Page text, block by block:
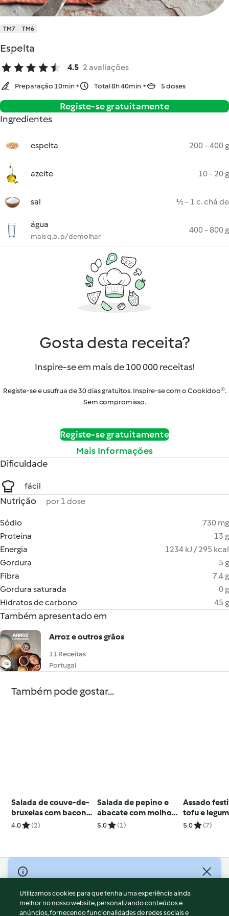
TM7 TM6
Espelta
4.5 2 avaliações
Preparação 10min Total 8h 40min 5 doses
Registe-se gratuitamente
Ingredientes
espelta 200 - 400 g
azeite 10 - 20 g
sal ½ - 1 c. chá de
água
mais q.b. p/ demolhar
400 - 800 g
Gosta desta receita?
Inspire-se em mais de 100 000 receitas!
Registe-se e usufrua de 30 dias gratuitos. Inspire-se com o Cookidoo®.
Sem compromisso.
Registe-se gratuitamente
Mais Informações
Dificuldade
fácil
Nutrição por 1 dose
Sódio
730 mg
Proteína
13 g
Energia
1234 kJ / 295 kcal
Gordura
5 g
Fibra
7.4 g
Gordura saturada
0 g
Hidratos de carbono
45 g
Também apresentado em
Arroz e outros grãos
11 Receitas
Portugal
Também pode gostar...
Salada de couve-de-
bruxelas com bacon e
cranberries
4.0 (2)
Salada de pepino e
abacate com molho
"green goddess"
5.0 (1)
Assado
tofu e
Anabela
5.0 (7)
© Copyright 2026
Termos de Utilização
Aviso sobre Proteção de Dados
Utilizamos cookies para que tenha uma experiência ainda
melhor no nosso website, personalizando conteúdos e
anúncios, fornecendo funcionalidades de redes sociais e